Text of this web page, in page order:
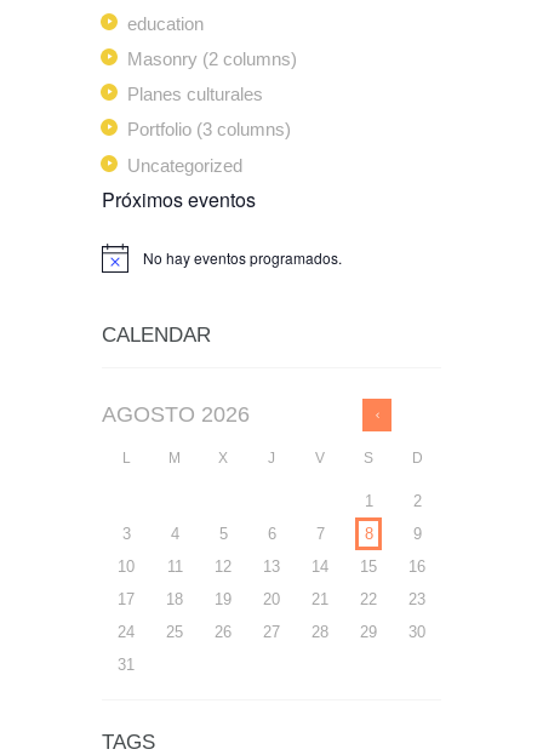
education
Masonry (2 columns)
Planes culturales
Portfolio (3 columns)
Uncategorized
Próximos eventos
s
o
No hay eventos programados.
CALENDAR
AGOSTO 2026
L M X J V S D
1
2
3
4 5 6 7 8
9
10
11 12 13 14 15
16
17
18 19 20 21 22
23
24
25 26 27 28 29
30
31
TAGS